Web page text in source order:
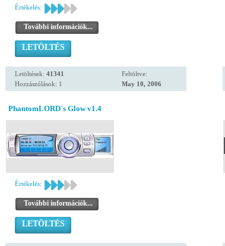
Értékelés:
További információk...
LETÖLTÉS
Letöltések: 41341
Hozzászólások: 1
Feltöltve:
May 10, 2006
PhantomLORD´s Glow v1.4
Értékelés:
További információk...
LETÖLTÉS